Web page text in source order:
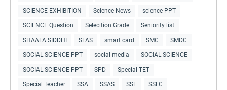
SCIENCE EXHIBITION Science News science PPT
SCIENCE Question Selecition Grade Seniority list
SHAALA SIDDHI SLAS smart card SMC SMDC
SOCIAL SCIENCE PPT social media SOCIAL SCIENCE
SOCIAL SCIENCE PPT SPD Special TET
Special Teacher SSA SSAS SSE SSLC